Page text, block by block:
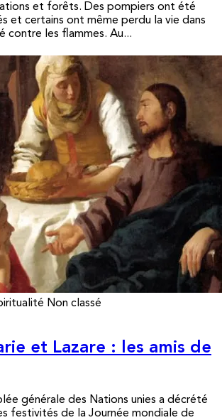
et forêts. Des pompiers ont été
et certains ont même perdu la vie dans
contre les flammes. Au...
Non classé
et Lazare : les amis de
générale des Nations unies a décrété
festivités de la Journée mondiale de